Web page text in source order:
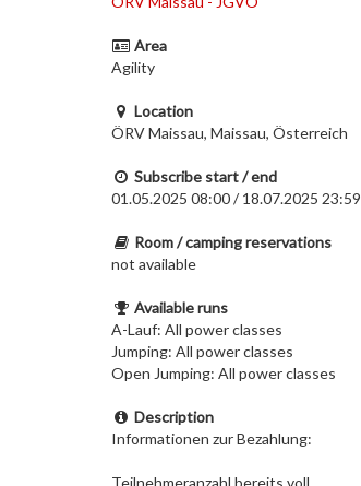
Area
Agility
Location
ÖRV Maissau, Maissau, Österreich
Subscribe start / end
01.05.2025 08:00 / 18.07.2025 23:59
Room / camping reservations
not available
Available runs
A-Lauf: All power classes
Jumping: All power classes
Open Jumping: All power classes
Description
Informationen zur Bezahlung:
Teilnehmeranzahl bereits voll